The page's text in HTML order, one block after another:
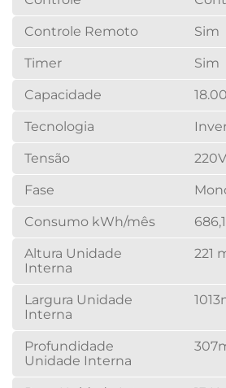
Controle Remoto Sim
Timer Sim
Capacidade
Tecnologia
Tensão 220V
Fase
Consumo kWh/mês
Altura Unidade
Interna
221
Largura Unidade
Interna
Profundidade
Unidade Interna